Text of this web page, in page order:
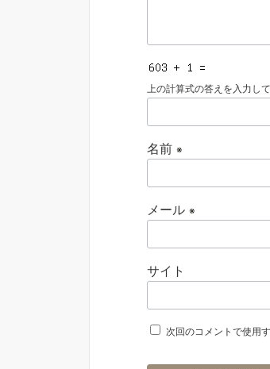
上の計算式の答えを入力し
名前 ※
メール ※
サイト
次回のコメントで使用